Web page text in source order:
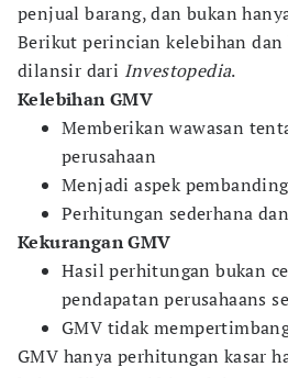
penjual barang, dan bukan
Berikut perincian kelebihan dan
dilansir dari Investopedia.
Kelebihan GMV
Memberikan wawasan
perusahaan
Menjadi aspek
Perhitungan sederhana
Kekurangan GMV
Hasil perhitungan bukan
pendapatan perusahaans
GMV tidak
GMV hanya perhitungan kasar